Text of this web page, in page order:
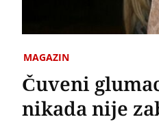
MAGAZIN
Čuveni
nikada nije